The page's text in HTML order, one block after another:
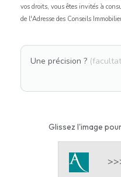
vos droits, vous êtes invités à
de l'Adresse des Conseils
Une précision ?
Glissez l'image